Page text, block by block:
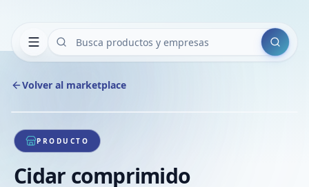
Buscar
Volver al marketplace
1/1
PRODUCTO
Cidar comprimido